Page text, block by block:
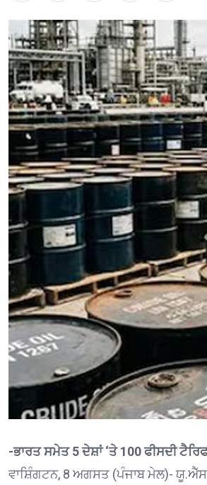
-ਭਾਰਤ ਸਮੇਤ 5 ਦੇਸ਼ਾਂ ‘ਤੇ 100 ਫੀਸਦੀ
ਵਾਸ਼ਿੰਗਟਨ, 8 ਅਗਸਤ (ਪੰਜਾਬ ਮੇਲ)-